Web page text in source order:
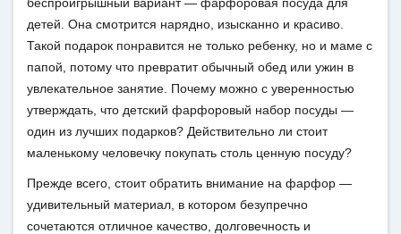
детей. Она смотрится нарядно, изысканно и красиво.
Такой подарок понравится не только ребенку, но и маме с
папой, потому что превратит обычный обед или ужин в
увлекательное занятие. Почему можно с уверенностью
утверждать, что детский фарфоровый набор посуды —
один из лучших подарков? Действительно ли стоит
маленькому человечку покупать столь ценную посуду?
Прежде всего, стоит обратить внимание на фарфор —
удивительный материал, в котором безупречно
сочетаются отличное качество, долговечность и